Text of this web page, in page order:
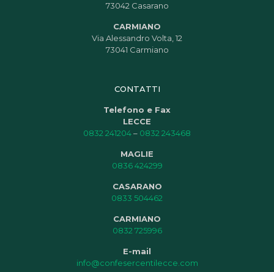
73042 Casarano
CARMIANO
Via Alessandro Volta, 12
73041 Carmiano
CONTATTI
Telefono e Fax
LECCE
0832 241204– 0832 243468
MAGLIE
0836 424299
CASARANO
0833 504462
CARMIANO
0832 725996
E-mail
info@confesercentilecce.com